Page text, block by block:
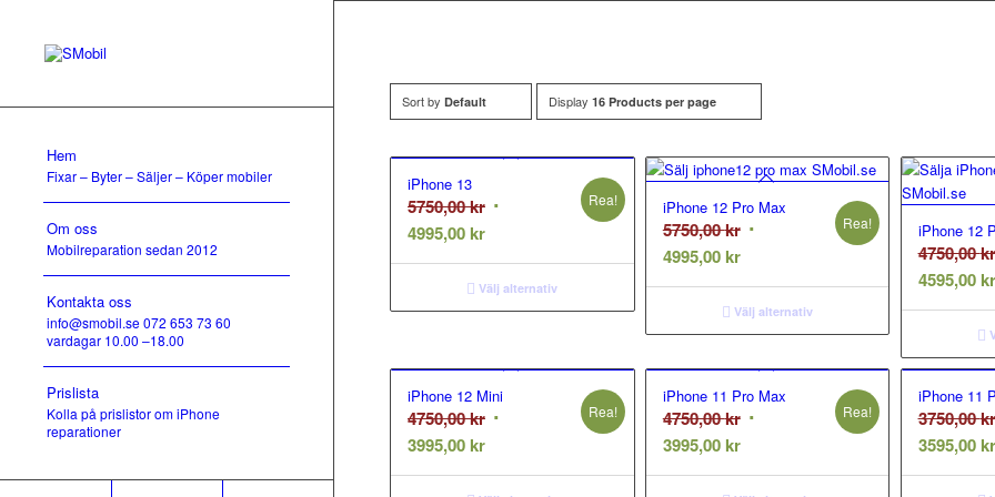
Hem
Fixar – Byter – Säljer – Köper mobiler
Om oss
Mobilreparation sedan 2012
Kontakta oss
info@smobil.se 072 653 73 60
vardagar 10.00 –18.00
Prislista
Kolla på prislistor om iPhone
reparationer
Sort by Default Display 16 Products per page
iPhone 13
5750,00kr Det
priset
var:
5750,00 kr.
4995,00 krDet
nuvarande
priset
är:
Rea!
Välj alternativ
iPhone 12 Pro Max
5750,00kr Det
priset
var:
5750,00 kr.
4995,00 krDet
nuvarande
priset
är:
Rea!
Välj alternativ
iPhone 12
4750,00kr
4595,00 kr
iPhone 12 Mini
4750,00kr Det
priset
3995,00 krDet
nuvarande
Rea!
iPhone 11 Pro Max
4750,00kr Det
priset
3995,00 krDet
nuvarande
Rea!
iPhone 11
3750,00kr
3595,00 kr